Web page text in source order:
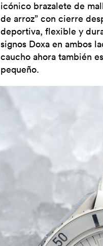
icónico brazalete de
de arroz” con cierre
deportiva, flexible y
signos Doxa en ambos
caucho ahora también
pequeño.